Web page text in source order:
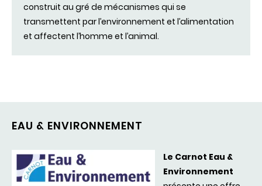
construit au gré de mécanismes qui se
transmettent par l’environnement et l’alimentation
et affectent l’homme et l’animal.
EAU & ENVIRONNEMENT
Le Carnot Eau &
Environnement